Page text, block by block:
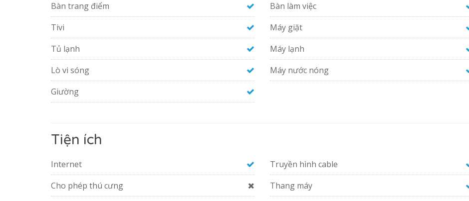
Bàn trang điểm
Bàn làm việc
Tivi
Máy giặt
Tủ lạnh
Máy lạnh
Lò vi sóng
Máy nước nóng
Giường
Tiện ích
Internet
Truyền hình cable
Cho phép thú cưng
Thang máy